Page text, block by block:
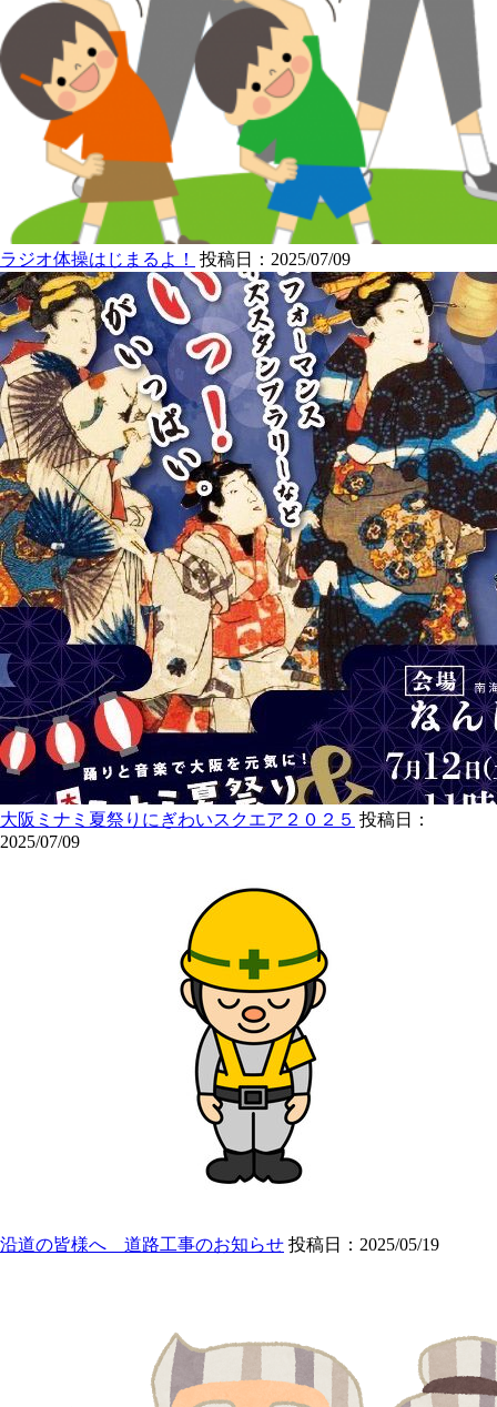
ラジオ体操はじまるよ！ 投稿日：2025/07/09
大阪ミナミ夏祭りにぎわいスクエア２０２５ 投稿日：
2025/07/09
沿道の皆様へ 道路工事のお知らせ 投稿日：2025/05/19